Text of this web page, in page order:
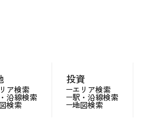
ア検索
沿線検索
検索
投資
エリア検索
駅・沿線検索
地図検索